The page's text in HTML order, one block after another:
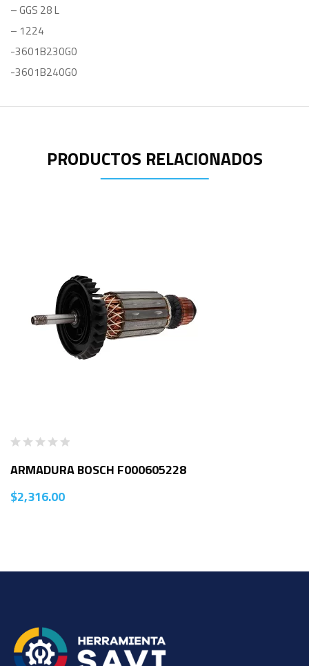
– GGS 28 L
– 1224
-3601B230G0
-3601B240G0
PRODUCTOS RELACIONADOS
ARMADURA BOSCH F000605228
$2,316.00